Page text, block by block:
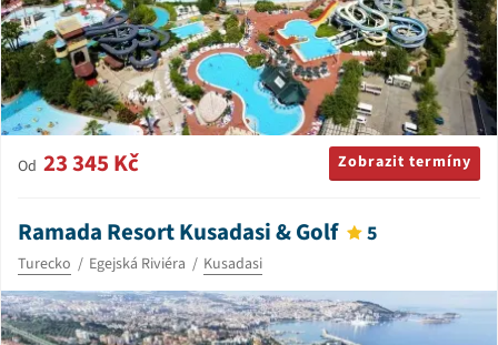
Od 23 345 Kč Zobrazit termíny
Ramada Resort Kusadasi & Golf 5
Turecko Egejská Riviéra Kusadasi